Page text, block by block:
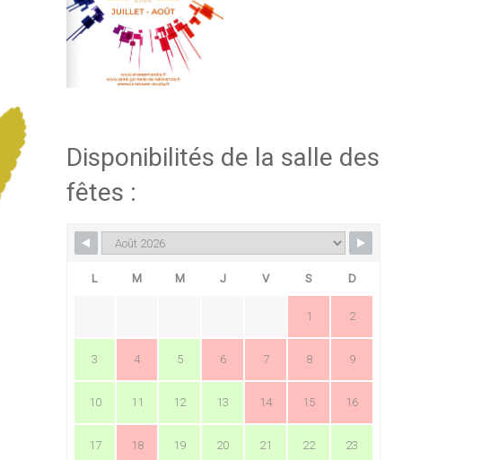
Disponibilités de la salle des
fêtes :
L M M J V S D
1 2
3 4 5 6 7 8 9
10 11 12 13 14 15 16
17 18 19 20 21 22 23